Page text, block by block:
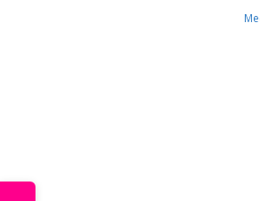
Zweep met handvat